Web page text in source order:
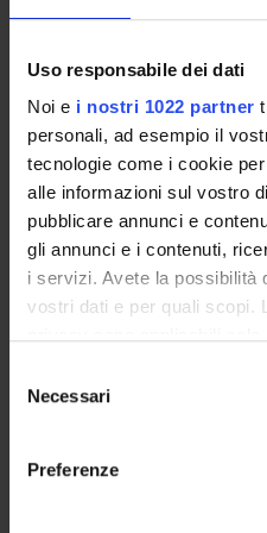
Uso responsabile dei dati
Noi e i nostri 1022 partner
personali, ad esempio il
tecnologie come i cookie
alle informazioni sul vostro
pubblicare annunci e
gli annunci e i contenuti,
i servizi. Avete la possibilità
vostri dati e per quali scopi.
modificare o revocare il
momento dalla
delNecessari
Preferenze
Lesson timetable
Exam calendar
Notices
Governing bodies
Faculty staff
STUDYING
COURSES
PHD PROGRAMMES AND
Contacts